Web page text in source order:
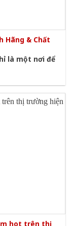
Hãng & Chất
là một nơi để
hot trên thị